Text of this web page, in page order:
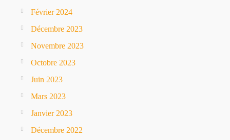
Février 2024
Décembre 2023
Novembre 2023
Octobre 2023
Juin 2023
Mars 2023
Janvier 2023
Décembre 2022